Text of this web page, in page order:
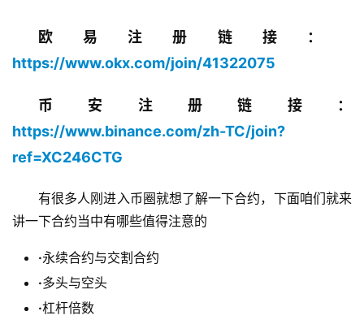
欧易注册链接：​
https://www.okx.com/join/41322075
币安注册链接：
https://www.binance.com/zh-TC/join?
ref=XC246CTG
有很多人刚进入币圈就想了解一下合约，下面咱们就来
讲一下合约当中有哪些值得注意的
·永续合约与交割合约
·多头与空头
·杠杆倍数